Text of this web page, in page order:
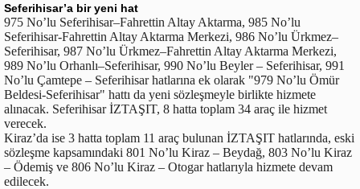
Seferihisar’a bir yeni hat
975 No’lu Seferihisar–Fahrettin Altay Aktarma, 985 No’lu
Seferihisar-Fahrettin Altay Aktarma Merkezi, 986 No’lu Ürkmez–
Seferihisar, 987 No’lu Ürkmez–Fahrettin Altay Aktarma Merkezi,
989 No’lu Orhanlı–Seferihisar, 990 No’lu Beyler – Seferihisar, 991
No’lu Çamtepe – Seferihisar hatlarına ek olarak "979 No’lu Ömür
Beldesi-Seferihisar" hattı da yeni sözleşmeyle birlikte hizmete
alınacak. Seferihisar İZTAŞIT, 8 hatta toplam 34 araç ile hizmet
verecek.
Kiraz’da ise 3 hatta toplam 11 araç bulunan İZTAŞIT hatlarında, eski
sözleşme kapsamındaki 801 No’lu Kiraz – Beydağ, 803 No’lu Kiraz
– Ödemiş ve 806 No’lu Kiraz – Otogar hatlarıyla hizmete devam
edilecek.